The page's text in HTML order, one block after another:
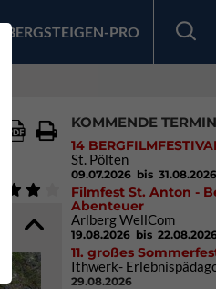
BERGSTEIGEN-PRO
KOMMENDE
14
St. Pölten
09.07.2026 bis 31.08.2026
Filmfest St. Anton -
Abenteuer
Arlberg WellCom
19.08.2026 bis
11. großes
Ithwerk-
29.08.2026